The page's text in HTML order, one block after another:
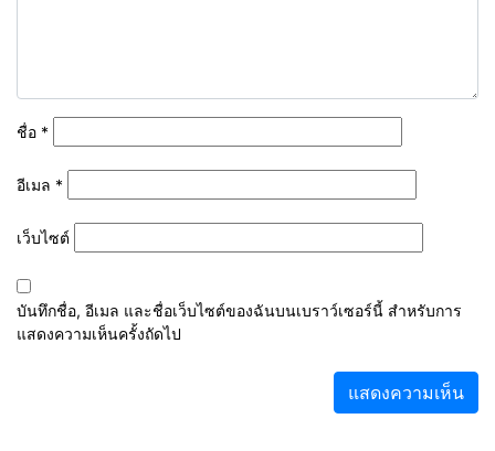
ชื่อ *
อีเมล *
เว็บไซต์
บันทึกชื่อ, อีเมล และชื่อเว็บไซต์ของฉันบนเบราว์เซอร์นี้ สำหรับการ
แสดงความเห็นครั้งถัดไป